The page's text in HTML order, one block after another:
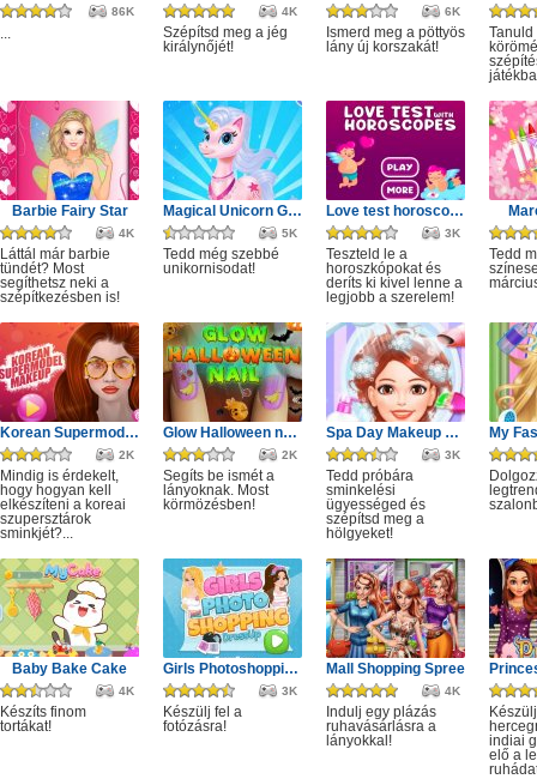
86K
...
4K
Szépítsd meg a jég
királynőjét!
6K
Ismerd meg a pöttyös
lány új korszakát!
Tanuld
Barbie Fairy Star
4K
Láttál már barbie
tündét? Most
segíthetsz neki a
szépítkezésben is!
Magical Unicorn Grooming World
5K
Tedd még szebbé
unikornisodat!
Love test horoscopes
3K
Teszteld le a
horoszkópokat és
deríts ki kivel lenne a
legjobb a szerelem!
Tedd
Korean Supermodel Makeup
2K
Mindig is érdekelt,
hogy hogyan kell
elkészíteni a koreai
szupersztárok
sminkjét?...
Glow Halloween nails polish
2K
Segíts be ismét a
lányoknak. Most
körmözésben!
Spa Day Makeup Artist
3K
Tedd próbára
sminkelési
ügyességed és
szépítsd meg a
hölgyeket!
Baby Bake Cake
4K
Készíts finom
tortákat!
Girls Photoshopping Dressup
3K
Készülj fel a
fotózásra!
Mall Shopping Spree
4K
Indulj egy plázás
ruhavásárlásra a
lányokkal!
indiai
elő a